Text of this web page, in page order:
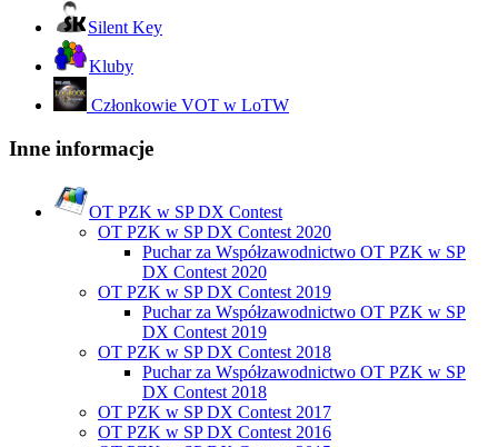
Silent Key
Kluby
Członkowie VOT w LoTW
Inne informacje
OT PZK w SP DX Contest
OT PZK w SP DX Contest 2020
Puchar za Współzawodnictwo OT PZK w SP
DX Contest 2020
OT PZK w SP DX Contest 2019
Puchar za Współzawodnictwo OT PZK w SP
DX Contest 2019
OT PZK w SP DX Contest 2018
Puchar za Współzawodnictwo OT PZK w SP
DX Contest 2018
OT PZK w SP DX Contest 2017
OT PZK w SP DX Contest 2016